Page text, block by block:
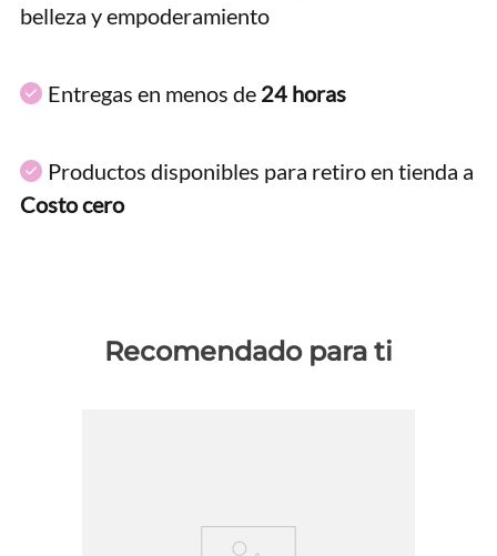
belleza y empoderamiento
Entregas en menos de 24 horas
Productos disponibles para retiro en tienda a
Costo cero
Recomendado para ti